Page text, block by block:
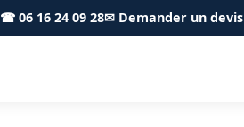
☎ 06 16 24 09 28✉ Demander un devis